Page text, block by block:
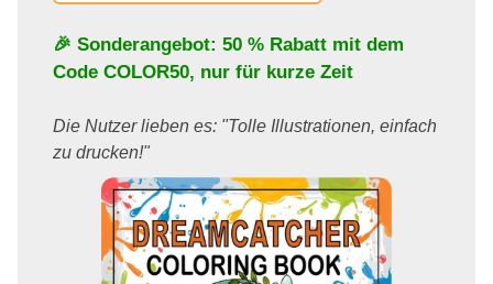
🎉 Sonderangebot: 50 % Rabatt mit dem
Code COLOR50, nur für kurze Zeit
Die Nutzer lieben es: "Tolle Illustrationen, einfach
zu drucken!"